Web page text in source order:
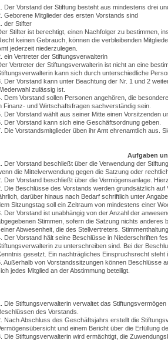
Der Vorstand der Stiftung besteht aus mindestens drei
Geborene Mitglieder des ersten Vorstands sind
der Stifter
Stifter ist berechtigt, einen Nachfolger zu bestimmen,
keinen Gebrauch, können die verbleibenden
jederzeit niederzulegen.
ein Vertreter der Stiftungsverwalterin
Vertreter der Stiftungsverwalterin ist nicht an eine
kann sich durch unterschiedliche
Der Vorstand kann unter Beachtung der Nr. 1 und 2
zulässig ist.
Dem Vorstand sollen Personen angehören, die
Finanz- und Wirtschaftsfragen sachverständig sein.
Der Vorstand wählt aus seiner Mitte einen Vorsitzenden
Der Vorstand kann sich eine Geschäftsordnung geben.
Die Vorstandsmitglieder üben ihr Amt ehrenamtlich aus.
Aufgaben
Der Vorstand beschließt über die Verwendung der
die Mittelverwendung gegen die Satzung oder
Der Vorstand beschließt über die Vermögensanlage.
Die Beschlüsse des Vorstands werden grundsätzlich
darüber hinaus nach Bedarf schriftlich unter
Sitzungstag soll ein Zeitraum von mindestens einer
Der Vorstand ist unabhängig von der Anzahl der
Stimmen, sofern die Satzung nichts anderes
Abwesenheit, die des Stellvertreters.
Der Vorstand hält seine Beschlüsse in Niederschriften
zu unterschreiben sind. Bei der
gesetzt. Ein nachträgliches Einspruchsrecht steht
Außerhalb von Vorstandssitzungen können Beschlüsse
jedes Mitglied an der Abstimmung beteiligt.
Die Stiftungsverwalterin verwaltet das
des Vorstands.
Nach Abschluss des Geschäftsjahrs erstellt die
und einem Bericht über die Erfüllung
Die Stiftungsverwalterin wird ermächtigt, die